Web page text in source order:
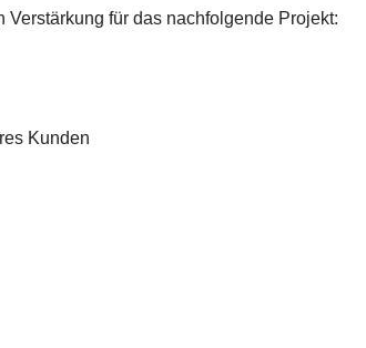
für das nachfolgende Projekt:
Kunden